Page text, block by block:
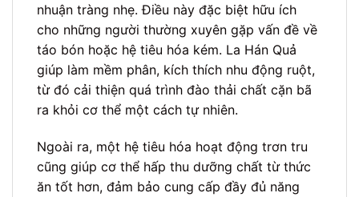
nhuận tràng nhẹ. Điều này đặc biệt hữu ích
cho những người thường xuyên gặp vấn đề về
táo bón hoặc hệ tiêu hóa kém. La Hán Quả
giúp làm mềm phân, kích thích nhu động ruột,
từ đó cải thiện quá trình đào thải chất cặn bã
ra khỏi cơ thể một cách tự nhiên.
Ngoài ra, một hệ tiêu hóa hoạt động trơn tru
cũng giúp cơ thể hấp thu dưỡng chất từ thức
ăn tốt hơn, đảm bảo cung cấp đầy đủ năng